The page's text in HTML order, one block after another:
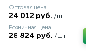
Оптовая цена
24 012 руб. /шт
Розничная цена
28 824 руб. /шт